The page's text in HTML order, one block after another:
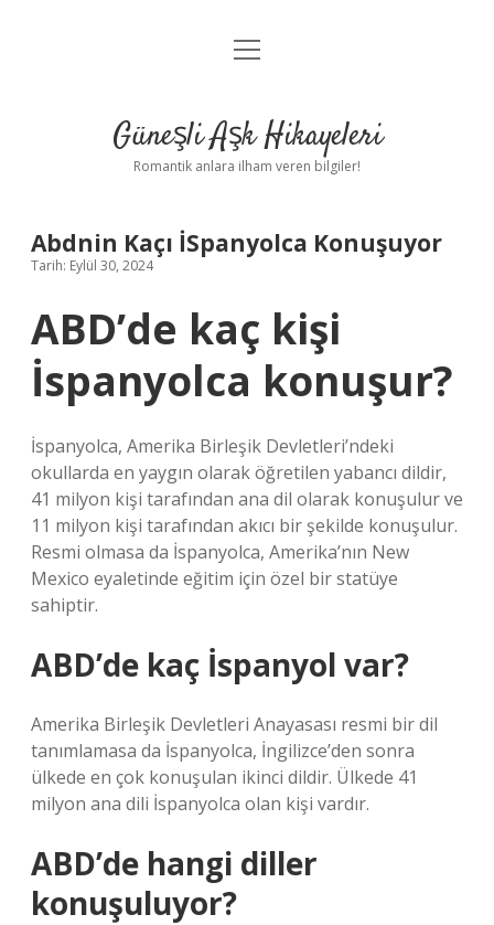
Anasayfa
Yasal Uyarı
menüyü
Güneşli Aşk Hikayeleri
Romantik anlara ilham veren bilgiler!
Abdnin Kaçı İSpanyolca Konuşuyor
Tarih: Eylül 30, 2024
ABD’de kaç kişi
İspanyolca konuşur?
İspanyolca, Amerika Birleşik Devletleri’ndeki
okullarda en yaygın olarak öğretilen yabancı dildir,
41 milyon kişi tarafından ana dil olarak konuşulur ve
11 milyon kişi tarafından akıcı bir şekilde konuşulur.
Resmi olmasa da İspanyolca, Amerika’nın New
Mexico eyaletinde eğitim için özel bir statüye
sahiptir.
ABD’de kaç İspanyol var?
Amerika Birleşik Devletleri Anayasası resmi bir dil
tanımlamasa da İspanyolca, İngilizce’den sonra
ülkede en çok konuşulan ikinci dildir. Ülkede 41
milyon ana dili İspanyolca olan kişi vardır.
ABD’de hangi diller
konuşuluyor?